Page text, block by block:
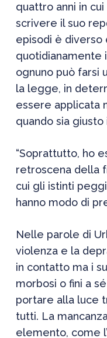
quattro anni in
scrivere il suo
episodi è diverso
quotidianamente
ognuno può farsi
la legge, in
essere applicata
quando sia
“Soprattutto, ho
retroscena della
cui gli istinti
hanno modo di
Nelle parole di
violenza e la
in contatto ma i
morbosi o fini a
portare alla luce
tutti. La
elemento, come